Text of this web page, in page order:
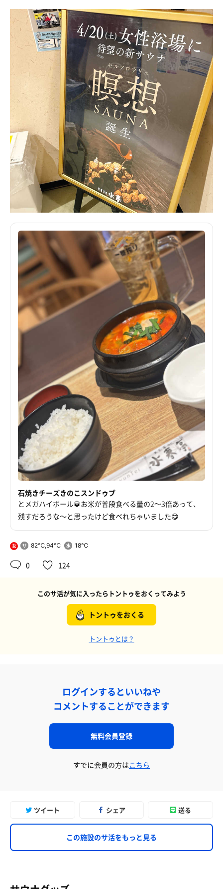
石焼きチーズきのこスンドゥブ
とメガハイボール🥃お米が普段食べる量の2〜3倍あって、
残すだろうな〜と思ったけど食べれちゃいました😋
女 82℃,94℃ 18℃
0 124
このサ活が気に入ったらトントゥをおくってみよう
トントゥをおくる
トントゥとは？
ログインするといいねや
コメントすることができます
無料会員登録
すでに会員の方はこちら
ツイート シェア 送る
この施設のサ活をもっと見る